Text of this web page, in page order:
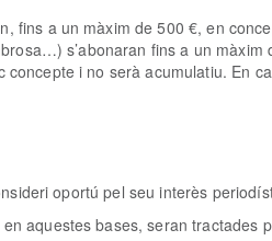
fins a un màxim de 500 €, en
s’abonaran fins a un màxim
i no serà acumulatiu. En
oportú pel seu interès
aquestes bases, seran tractades